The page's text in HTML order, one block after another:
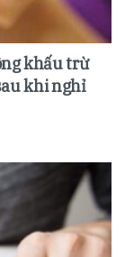
khấu trừ
khi nghỉ